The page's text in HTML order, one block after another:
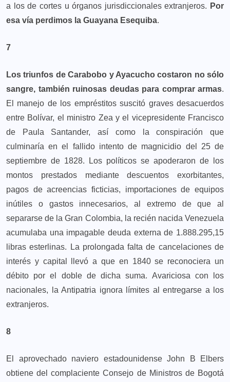
a los de cortes u órganos jurisdiccionales extranjeros. Por
esa vía perdimos la Guayana Esequiba.
7
Los triunfos de Carabobo y Ayacucho costaron no sólo
sangre, también ruinosas deudas para comprar armas.
El manejo de los empréstitos suscitó graves desacuerdos
entre Bolívar, el ministro Zea y el vicepresidente Francisco
de Paula Santander, así como la conspiración que
culminaría en el fallido intento de magnicidio del 25 de
septiembre de 1828. Los políticos se apoderaron de los
montos prestados mediante descuentos exorbitantes,
pagos de acreencias ficticias, importaciones de equipos
inútiles o gastos innecesarios, al extremo de que al
separarse de la Gran Colombia, la recién nacida Venezuela
acumulaba una impagable deuda externa de 1.888.295,15
libras esterlinas. La prolongada falta de cancelaciones de
interés y capital llevó a que en 1840 se reconociera un
débito por el doble de dicha suma. Avariciosa con los
nacionales, la Antipatria ignora límites al entregarse a los
extranjeros.
8
El aprovechado naviero estadounidense John B Elbers
obtiene del complaciente Consejo de Ministros de Bogotá